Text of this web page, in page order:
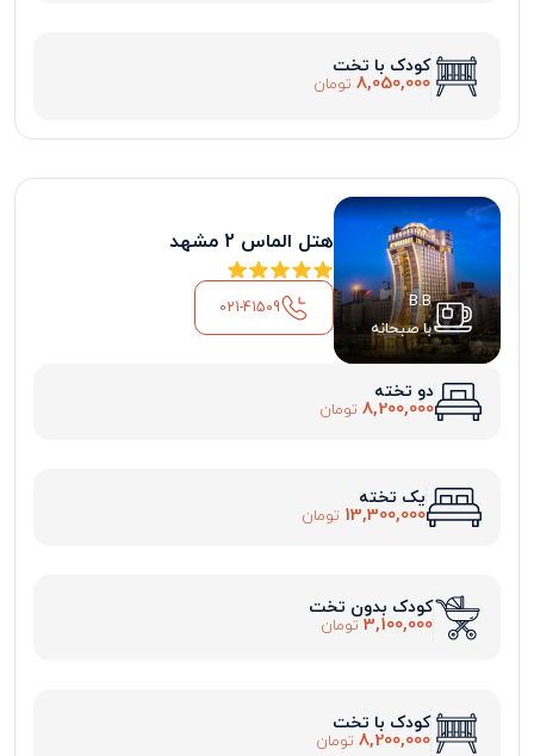
کودک با تخت
8,050,000 تومان
B.B
با صبحانه
هتل الماس 2 مشهد
021-41509
دو تخته
8,200,000 تومان
یک تخته
13,300,000 تومان
کودک بدون تخت
3,100,000 تومان
کودک با تخت
8,200,000 تومان